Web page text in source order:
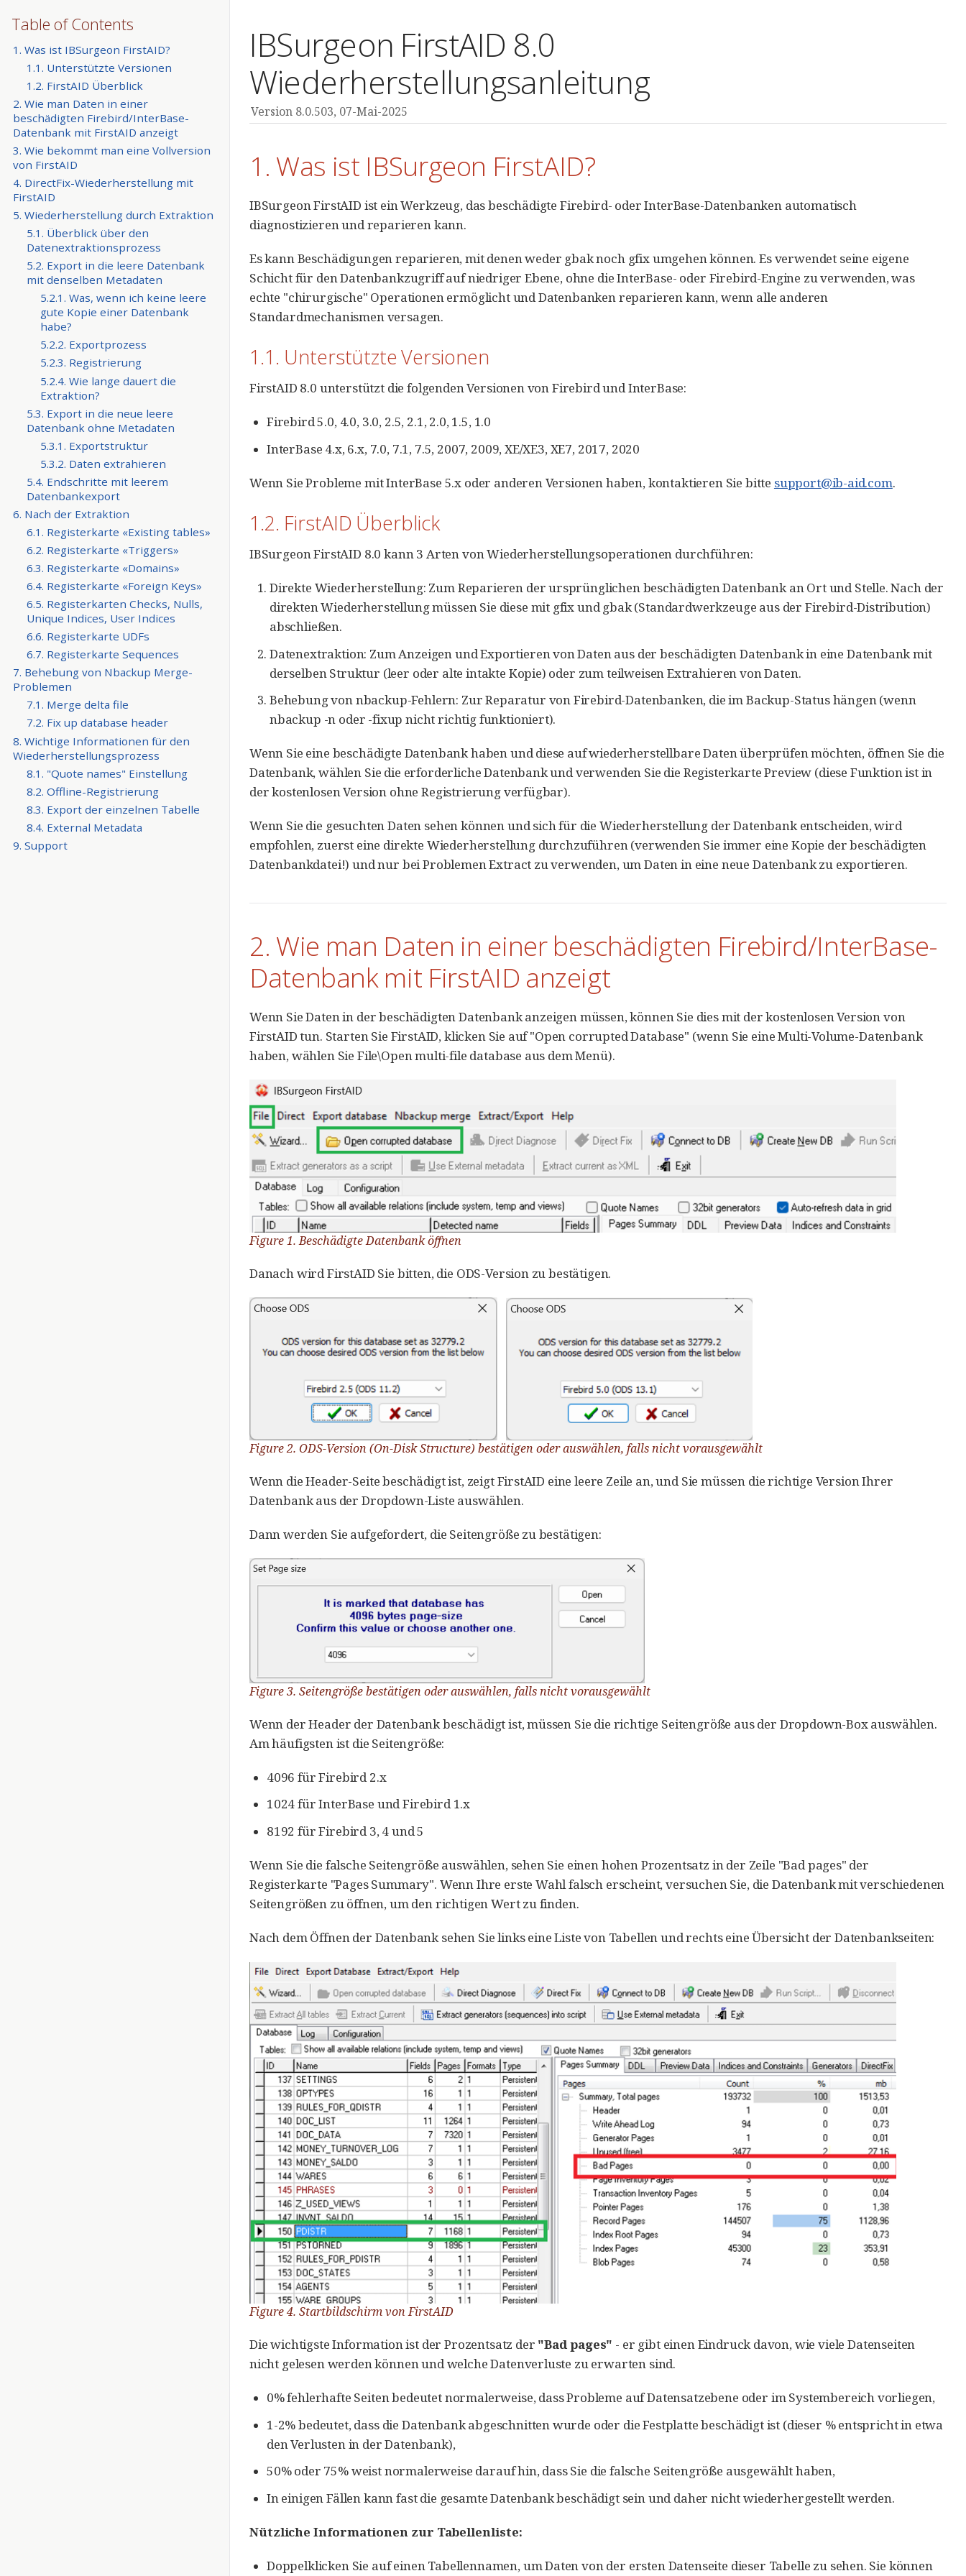
IBSurgeon FirstAID 8.0
Wiederherstellungsanleitung
Version 8.0.503, 07-Mai-2025
Table of Contents
1. Was ist IBSurgeon FirstAID?
1.1. Unterstützte Versionen
1.2. FirstAID Überblick
2. Wie man Daten in einer
beschädigten Firebird/InterBase-
Datenbank mit FirstAID anzeigt
3. Wie bekommt man eine Vollversion
von FirstAID
4. DirectFix-Wiederherstellung mit
FirstAID
5. Wiederherstellung durch Extraktion
5.1. Überblick über den
Datenextraktionsprozess
5.2. Export in die leere Datenbank
mit denselben Metadaten
5.2.1. Was, wenn ich keine leere
gute Kopie einer Datenbank
habe?
5.2.2. Exportprozess
5.2.3. Registrierung
5.2.4. Wie lange dauert die
Extraktion?
5.3. Export in die neue leere
Datenbank ohne Metadaten
5.3.1. Exportstruktur
5.3.2. Daten extrahieren
5.4. Endschritte mit leerem
Datenbankexport
6. Nach der Extraktion
6.1. Registerkarte «Existing tables»
6.2. Registerkarte «Triggers»
6.3. Registerkarte «Domains»
6.4. Registerkarte «Foreign Keys»
6.5. Registerkarten Checks, Nulls,
Unique Indices, User Indices
6.6. Registerkarte UDFs
6.7. Registerkarte Sequences
7. Behebung von Nbackup Merge-
Problemen
7.1. Merge delta file
7.2. Fix up database header
8. Wichtige Informationen für den
Wiederherstellungsprozess
8.1. "Quote names" Einstellung
8.2. Offline-Registrierung
8.3. Export der einzelnen Tabelle
8.4. External Metadata
9. Support
1. Was ist IBSurgeon FirstAID?
IBSurgeon FirstAID ist ein Werkzeug, das beschädigte Firebird- oder InterBase-Datenbanken automatisch
diagnostizieren und reparieren kann.
Es kann Beschädigungen reparieren, mit denen weder gbak noch gfix umgehen können. Es verwendet seine eigene
Schicht für den Datenbankzugriff auf niedriger Ebene, ohne die InterBase- oder Firebird-Engine zu verwenden, was
echte "chirurgische" Operationen ermöglicht und Datenbanken reparieren kann, wenn alle anderen
Standardmechanismen versagen.
1.1. Unterstützte Versionen
FirstAID 8.0 unterstützt die folgenden Versionen von Firebird und InterBase:
Firebird 5.0, 4.0, 3.0, 2.5, 2.1, 2.0, 1.5, 1.0
InterBase 4.x, 6.x, 7.0, 7.1, 7.5, 2007, 2009, XE/XE3, XE7, 2017, 2020
Wenn Sie Probleme mit InterBase 5.x oder anderen Versionen haben, kontaktieren Sie bitte support@ib-aid.com.
1.2. FirstAID Überblick
IBSurgeon FirstAID 8.0 kann 3 Arten von Wiederherstellungsoperationen durchführen:
Direkte Wiederherstellung: Zum Reparieren der ursprünglichen beschädigten Datenbank an Ort und Stelle. Nach der
direkten Wiederherstellung müssen Sie diese mit gfix und gbak (Standardwerkzeuge aus der Firebird-Distribution)
abschließen.
Datenextraktion: Zum Anzeigen und Exportieren von Daten aus der beschädigten Datenbank in eine Datenbank mit
derselben Struktur (leer oder alte intakte Kopie) oder zum teilweisen Extrahieren von Daten.
Behebung von nbackup-Fehlern: Zur Reparatur von Firebird-Datenbanken, die im Backup-Status hängen (wenn
nbackup -n oder -fixup nicht richtig funktioniert).
Wenn Sie eine beschädigte Datenbank haben und diese auf wiederherstellbare Daten überprüfen möchten, öffnen Sie die
Datenbank, wählen Sie die erforderliche Datenbank und verwenden Sie die Registerkarte Preview (diese Funktion ist in
der kostenlosen Version ohne Registrierung verfügbar).
Wenn Sie die gesuchten Daten sehen können und sich für die Wiederherstellung der Datenbank entscheiden, wird
empfohlen, zuerst eine direkte Wiederherstellung durchzuführen (verwenden Sie immer eine Kopie der beschädigten
Datenbankdatei!) und nur bei Problemen Extract zu verwenden, um Daten in eine neue Datenbank zu exportieren.
2. Wie man Daten in einer beschädigten Firebird/InterBase-
Datenbank mit FirstAID anzeigt
Wenn Sie Daten in der beschädigten Datenbank anzeigen müssen, können Sie dies mit der kostenlosen Version von
FirstAID tun. Starten Sie FirstAID, klicken Sie auf "Open corrupted Database" (wenn Sie eine Multi-Volume-Datenbank
haben, wählen Sie File\Open multi-file database aus dem Menü).
Figure 1. Beschädigte Datenbank öffnen
Danach wird FirstAID Sie bitten, die ODS-Version zu bestätigen.
Figure 2. ODS-Version (On-Disk Structure) bestätigen oder auswählen, falls nicht vorausgewählt
Wenn die Header-Seite beschädigt ist, zeigt FirstAID eine leere Zeile an, und Sie müssen die richtige Version Ihrer
Datenbank aus der Dropdown-Liste auswählen.
Dann werden Sie aufgefordert, die Seitengröße zu bestätigen:
Figure 3. Seitengröße bestätigen oder auswählen, falls nicht vorausgewählt
Wenn der Header der Datenbank beschädigt ist, müssen Sie die richtige Seitengröße aus der Dropdown-Box auswählen.
Am häufigsten ist die Seitengröße:
4096 für Firebird 2.x
1024 für InterBase und Firebird 1.x
8192 für Firebird 3, 4 und 5
Wenn Sie die falsche Seitengröße auswählen, sehen Sie einen hohen Prozentsatz in der Zeile "Bad pages" der
Registerkarte "Pages Summary". Wenn Ihre erste Wahl falsch erscheint, versuchen Sie, die Datenbank mit verschiedenen
Seitengrößen zu öffnen, um den richtigen Wert zu finden.
Nach dem Öffnen der Datenbank sehen Sie links eine Liste von Tabellen und rechts eine Übersicht der Datenbankseiten:
Figure 4. Startbildschirm von FirstAID
Die wichtigste Information ist der Prozentsatz der "Bad pages" - er gibt einen Eindruck davon, wie viele Datenseiten
nicht gelesen werden können und welche Datenverluste zu erwarten sind.
0% fehlerhafte Seiten bedeutet normalerweise, dass Probleme auf Datensatzebene oder im Systembereich vorliegen,
1-2% bedeutet, dass die Datenbank abgeschnitten wurde oder die Festplatte beschädigt ist (dieser % entspricht in etwa
den Verlusten in der Datenbank),
50% oder 75% weist normalerweise darauf hin, dass Sie die falsche Seitengröße ausgewählt haben,
In einigen Fällen kann fast die gesamte Datenbank beschädigt sein und daher nicht wiederhergestellt werden.
Nützliche Informationen zur Tabellenliste:
Doppelklicken Sie auf einen Tabellennamen, um Daten von der ersten Datenseite dieser Tabelle zu sehen. Sie können